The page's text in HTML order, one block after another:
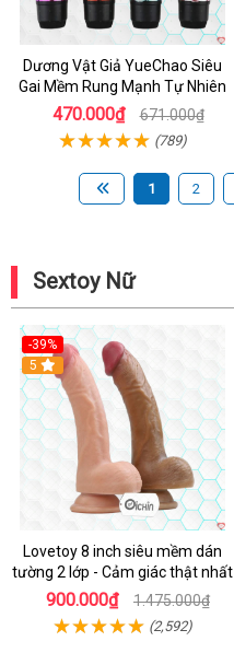
Dương Vật Giả YueChao Siêu
Gai Mềm Rung Mạnh Tự Nhiên
470.000₫ 671.000₫
(789)
1 2
Sextoy Nữ
-39%
Hot
5
Lovetoy 8 inch siêu mềm dán
tường 2 lớp - Cảm giác thật nhất
900.000₫ 1.475.000₫
(2,592)